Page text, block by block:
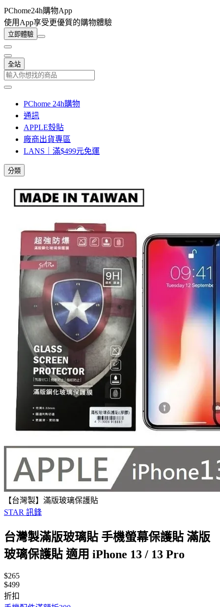
PChome24h購物App
使用App享受更優質的購物體驗
立即體驗
全站
PChome 24h購物
通訊
APPLE殼貼
廠商出貨專區
LANS｜滿$499元免運
分類
【台灣製】滿版玻璃保護貼
STAR 訊鋒
台灣製滿版玻璃貼 手機螢幕保護貼 滿版
玻璃保護貼 適用 iPhone 13 / 13 Pro
$265
$499
折扣